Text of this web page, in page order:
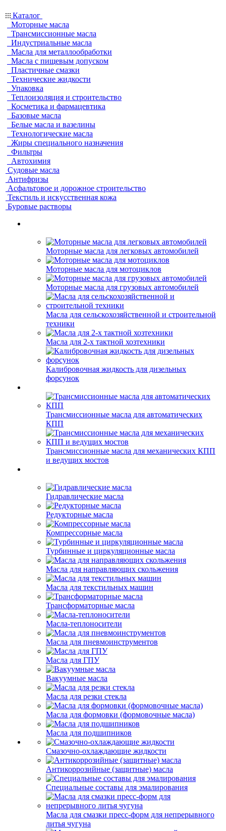
Каталог
Моторные масла
Трансмиссионные масла
Индустриальные масла
Масла для металлообработки
Масла с пищевым допуском
Пластичные смазки
Технические жидкости
Упаковка
Теплоизоляция и строительство
Косметика и фармацевтика
Базовые масла
Белые масла и вазелины
Технологические масла
Жиры специального назначения
Фильтры
Автохимия
Судовые масла
Антифризы
Асфальтовое и дорожное строительство
Текстиль и искусственная кожа
Буровые растворы
Моторные масла для легковых автомобилей
Моторные масла для мотоциклов
Моторные масла для грузовых автомобилей
Масла для сельскохозяйственной и строительной
техники
Масла для 2-х тактной хозтехники
Калибровочная жидкость для дизельных
форсунок
Трансмиссионные масла для автоматических
КПП
Трансмиссионные масла для механических КПП
и ведущих мостов
Гидравлические масла
Редукторные масла
Компрессорные масла
Турбинные и циркуляционные масла
Масла для направляющих скольжения
Масла для текстильных машин
Трансформаторные масла
Масла-теплоносители
Масла для пневмоинструментов
Масла для ГПУ
Вакуумные масла
Масла для резки стекла
Масла для формовки (формовочные масла)
Масла для подшипников
Смазочно-охлаждающие жидкости
Антикоррозийные (защитные) масла
Специальные составы для эмалирования
Масла для смазки пресс-форм для непрерывного
литья чугуна